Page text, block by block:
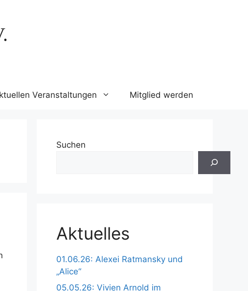
Veranstaltungen Mitglied werden
Suchen
Aktuelles
01.06.26: Alexei Ratmansky und
„Alice“
05.05.26: Vivien Arnold im